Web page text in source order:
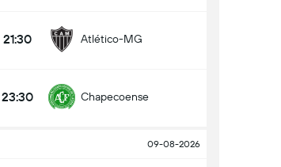
21:30 Atlético-MG
23:30 Chapecoense
09-08-2026